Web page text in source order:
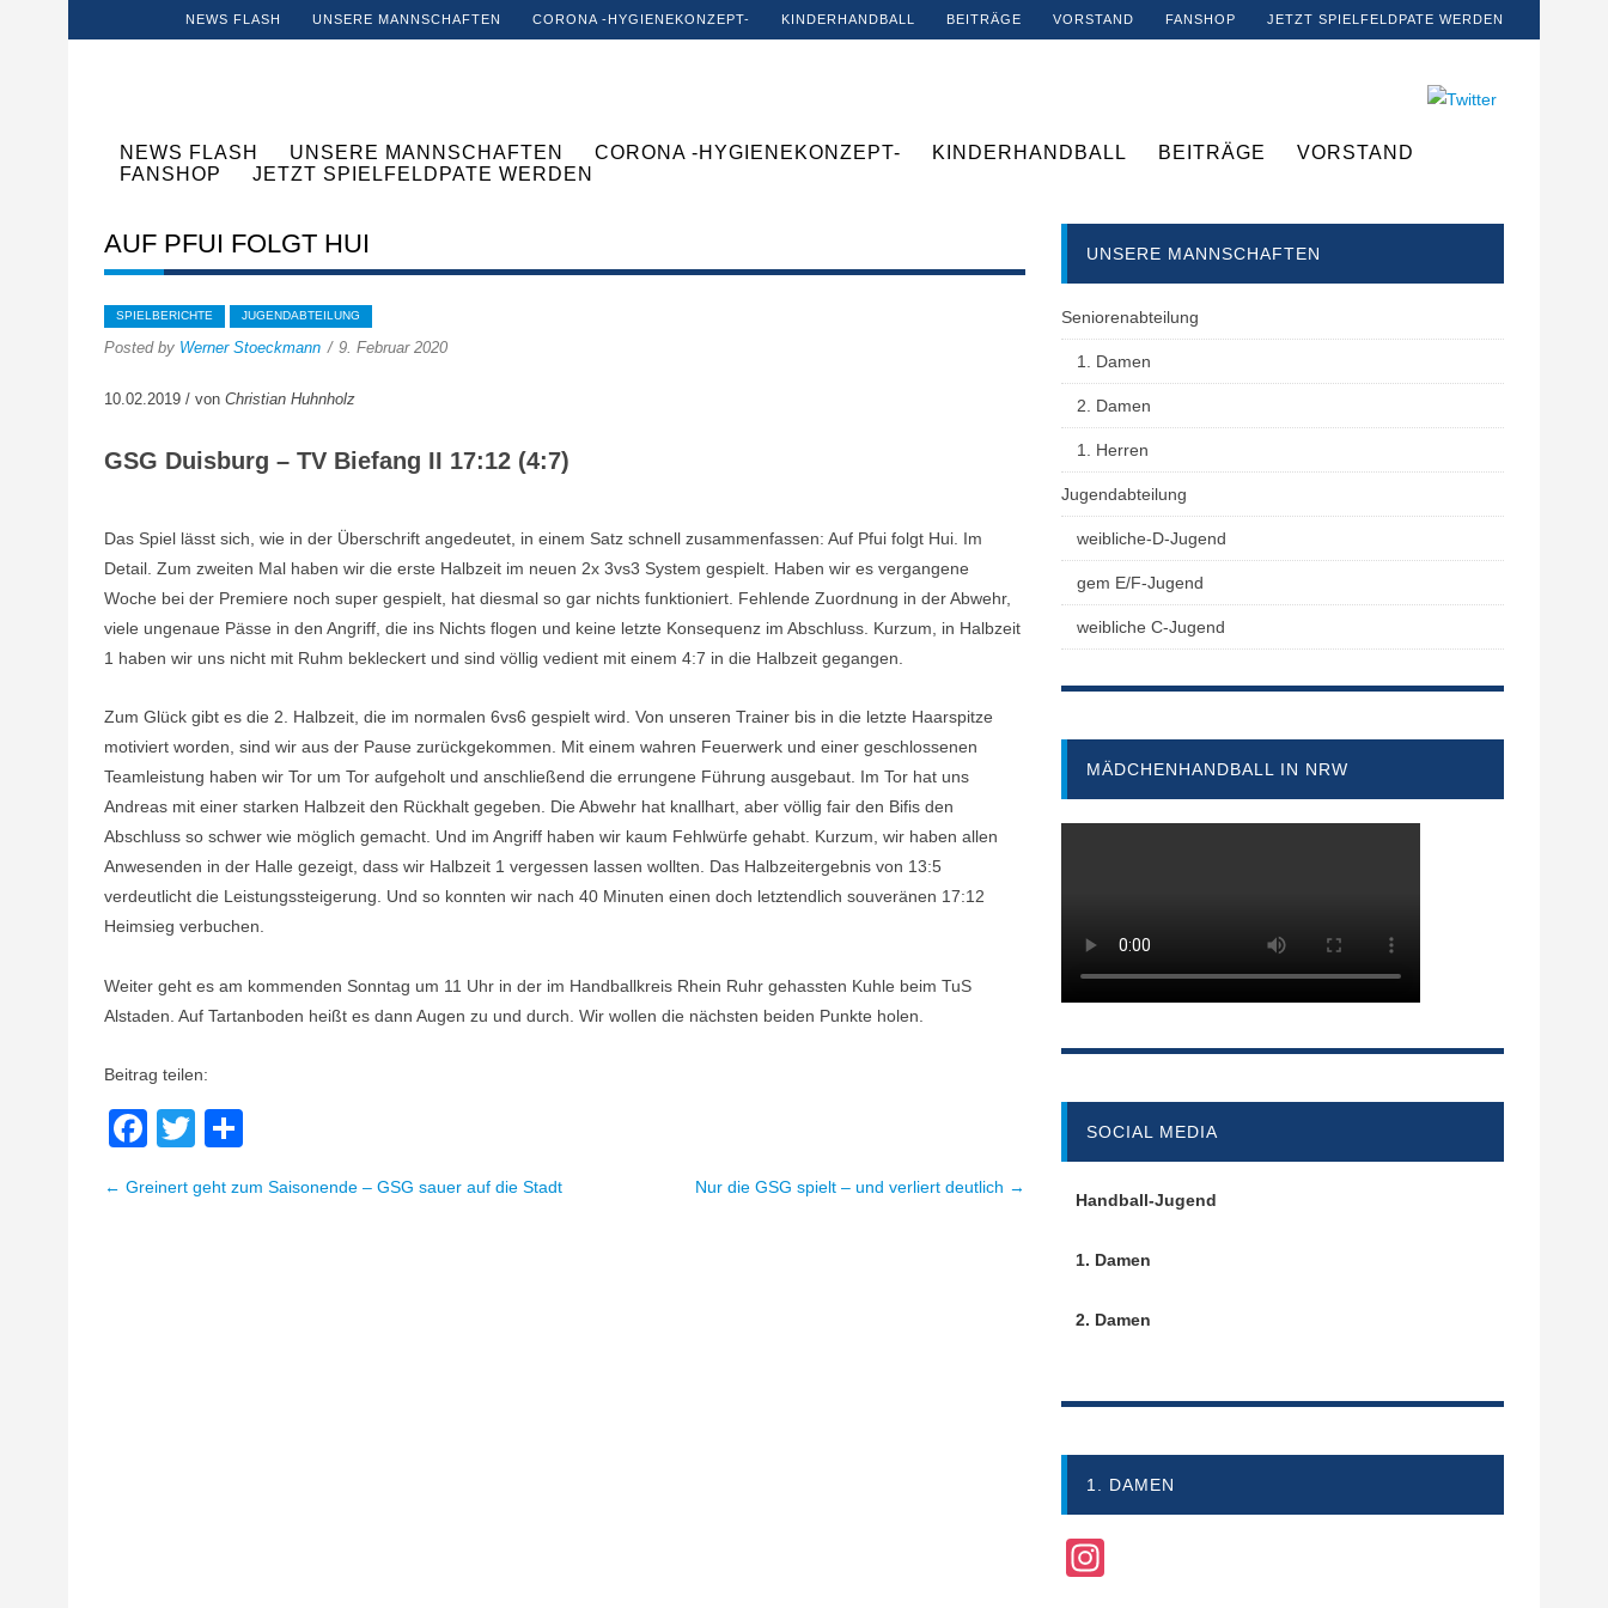
NEWS FLASH UNSERE MANNSCHAFTEN CORONA -HYGIENEKONZEPT- KINDERHANDBALL BEITRÄGE VORSTAND FANSHOP JETZT SPIELFELDPATE WERDEN
NEWS FLASH UNSERE MANNSCHAFTEN CORONA -HYGIENEKONZEPT- KINDERHANDBALL BEITRÄGE
VORSTAND
FANSHOP
JETZT SPIELFELDPATE WERDEN
AUF PFUI FOLGT HUI
SPIELBERICHTE JUGENDABTEILUNG
Posted by Werner Stoeckmann 9. Februar 2020
10.02.2019 / von Christian Huhnholz
GSG Duisburg – TV Biefang II 17:12 (4:7)
Das Spiel lässt sich, wie in der Überschrift angedeutet, in einem Satz schnell zusammenfassen: Auf Pfui folgt Hui. Im
Detail. Zum zweiten Mal haben wir die erste Halbzeit im neuen 2x 3vs3 System gespielt. Haben wir es vergangene
Woche bei der Premiere noch super gespielt, hat diesmal so gar nichts funktioniert. Fehlende Zuordnung in der Abwehr,
viele ungenaue Pässe in den Angriff, die ins Nichts flogen und keine letzte Konsequenz im Abschluss. Kurzum, in Halbzeit
1 haben wir uns nicht mit Ruhm bekleckert und sind völlig vedient mit einem 4:7 in die Halbzeit gegangen.
Zum Glück gibt es die 2. Halbzeit, die im normalen 6vs6 gespielt wird. Von unseren Trainer bis in die letzte Haarspitze
motiviert worden, sind wir aus der Pause zurückgekommen. Mit einem wahren Feuerwerk und einer geschlossenen
Teamleistung haben wir Tor um Tor aufgeholt und anschließend die errungene Führung ausgebaut. Im Tor hat uns
Andreas mit einer starken Halbzeit den Rückhalt gegeben. Die Abwehr hat knallhart, aber völlig fair den Bifis den
Abschluss so schwer wie möglich gemacht. Und im Angriff haben wir kaum Fehlwürfe gehabt. Kurzum, wir haben allen
Anwesenden in der Halle gezeigt, dass wir Halbzeit 1 vergessen lassen wollten. Das Halbzeitergebnis von 13:5
verdeutlicht die Leistungssteigerung. Und so konnten wir nach 40 Minuten einen doch letztendlich souveränen 17:12
Heimsieg verbuchen.
Weiter geht es am kommenden Sonntag um 11 Uhr in der im Handballkreis Rhein Ruhr gehassten Kuhle beim TuS
Alstaden. Auf Tartanboden heißt es dann Augen zu und durch. Wir wollen die nächsten beiden Punkte holen.
Beitrag teilen:
Facebook
Twitter
Beitragsnavigation
← Greinert geht zum Saisonende – GSG sauer auf die Stadt Nur die GSG spielt – und verliert deutlich →
UNSERE MANNSCHAFTEN
Seniorenabteilung
1. Damen
2. Damen
1. Herren
Jugendabteilung
weibliche-D-Jugend
gem E/F-Jugend
weibliche C-Jugend
MÄDCHENHANDBALL IN NRW
SOCIAL MEDIA
Handball-Jugend
1. Damen
2. Damen
1. DAMEN